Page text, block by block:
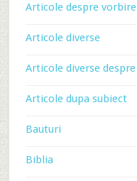
Articole despre vorbire
Articole diverse
Articole diverse
Articole dupa subiect
Bauturi
Biblia